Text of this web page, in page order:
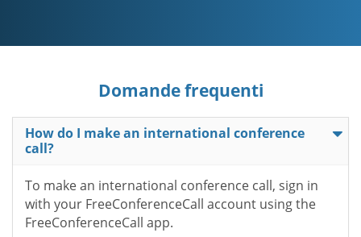
Domande frequenti
How do I make an international conference
call?
To make an international conference call, sign in
with your FreeConferenceCall account using the
FreeConferenceCall app.